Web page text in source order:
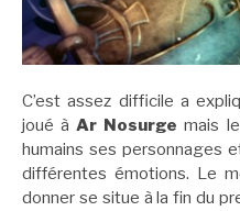
C’est assez difficile a
joué àAr Nosurge mais
humains ses personnages
différentes émotions. Le
donner se situe à la fin du